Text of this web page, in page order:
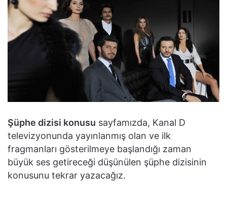
Şüphe dizisi konusu sayfamızda, Kanal D
televizyonunda yayınlanmış olan ve ilk
fragmanları gösterilmeye başlandığı zaman
büyük ses getireceği düşünülen şüphe dizisinin
konusunu tekrar yazacağız.